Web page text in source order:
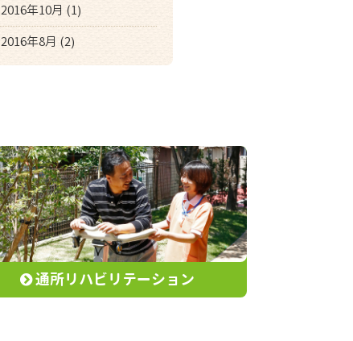
2016年10月 (1)
2016年8月 (2)
通所リハビリテーション